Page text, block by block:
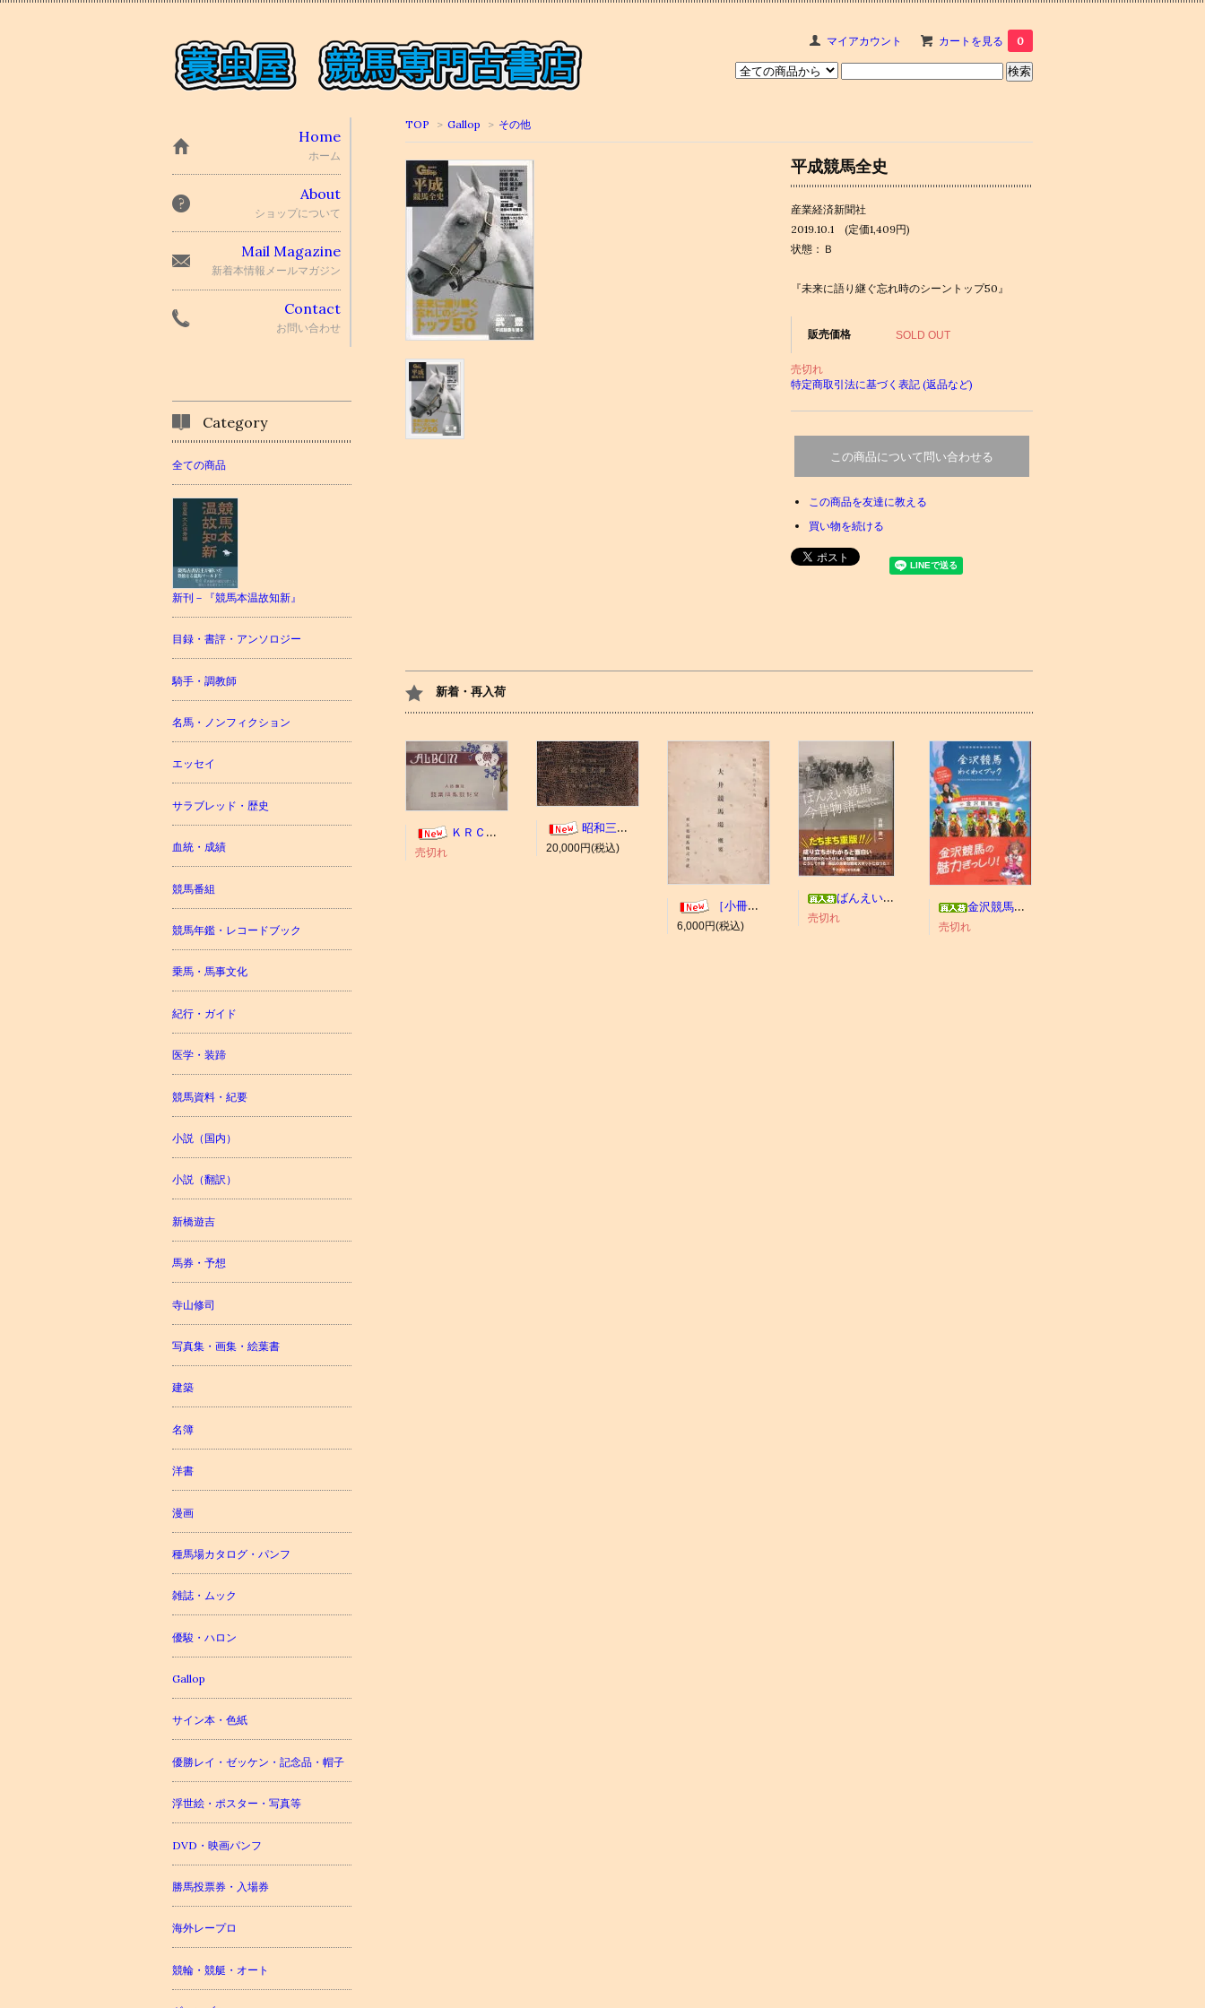
マイアカウント カートを見る 0
TOP > Gallop > その他
平成競馬全史
産業経済新聞社
2019.10.1 (定価1,409円)
状態：Ｂ
『未来に語り継ぐ忘れ時のシーントップ50』
販売価格 SOLD OUT
売切れ
特定商取引法に基づく表記 (返品など)
この商品について問い合わせる
この商品を友達に教える
買い物を続ける
新着・再入荷
ＫＲＣ ＡＬＢＵＭ（京都競馬場写真帖）
売切れ
昭和三年十一月 御大典記念
20,000円(税込)
［小冊子］大井競馬場 概要
6,000円(税込)
ばんえい競馬今昔物語
売切れ
金沢競馬わくわくブック
売切れ
Home
ホーム
About
ショップについて
Mail Magazine
新着本情報メールマガジン
Contact
お問い合わせ
Category
全ての商品
新刊－『競馬本温故知新』
目録・書評・アンソロジー
騎手・調教師
名馬・ノンフィクション
エッセイ
サラブレッド・歴史
血統・成績
競馬番組
競馬年鑑・レコードブック
乗馬・馬事文化
紀行・ガイド
医学・装蹄
競馬資料・紀要
小説（国内）
小説（翻訳）
新橋遊吉
馬券・予想
寺山修司
写真集・画集・絵葉書
建築
名簿
洋書
漫画
種馬場カタログ・パンフ
雑誌・ムック
優駿・ハロン
Gallop
サイン本・色紙
優勝レイ・ゼッケン・記念品・帽子
浮世絵・ポスター・写真等
DVD・映画パンフ
勝馬投票券・入場券
海外レープロ
競輪・競艇・オート